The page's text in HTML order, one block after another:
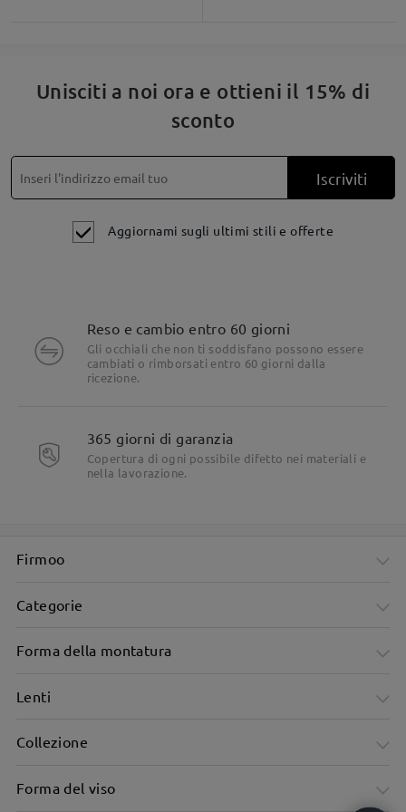
Fai una domanda
Unisciti a noi ora e ottieni il 15% di
sconto
Iscriviti
Aggiornami sugli ultimi stili e offerte
Reso e cambio entro 60 giorni
Gli occhiali che non ti soddisfano possono essere
cambiati o rimborsati entro 60 giorni dalla
ricezione.
365 giorni di garanzia
Copertura di ogni possibile difetto nei materiali e
nella lavorazione.
Firmoo
Categorie
Forma della montatura
Lenti
Collezione
Forma del viso